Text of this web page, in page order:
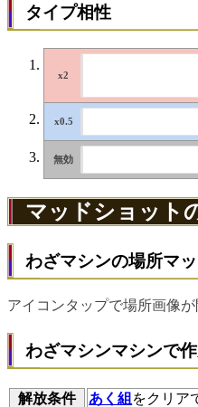
タイプ相性
マッドショット
わざマシンの場所マ
アイコンタップで場所画像
わざマシンマシンで
解放条件 あく組 をクリア